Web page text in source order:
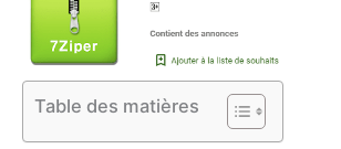
Table des matières